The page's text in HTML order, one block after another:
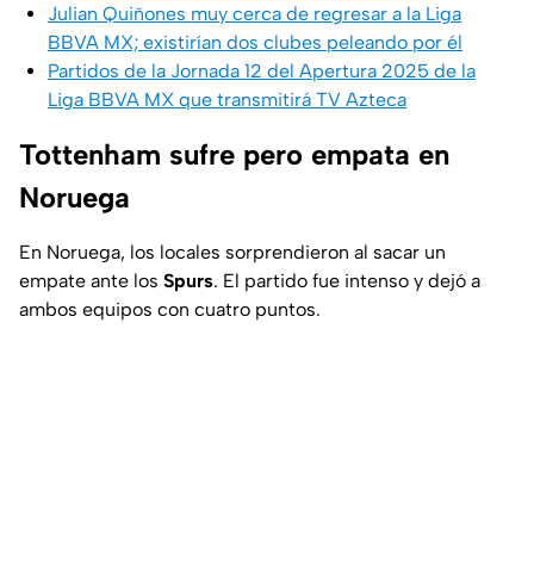
Julian Quiñones muy cerca de regresar a la Liga
BBVA MX; existirían dos clubes peleando por él
Partidos de la Jornada 12 del Apertura 2025 de la
Liga BBVA MX que transmitirá TV Azteca
Tottenham sufre pero empata en
Noruega
En Noruega, los locales sorprendieron al sacar un
empate ante los Spurs. El partido fue intenso y dejó a
ambos equipos con cuatro puntos.